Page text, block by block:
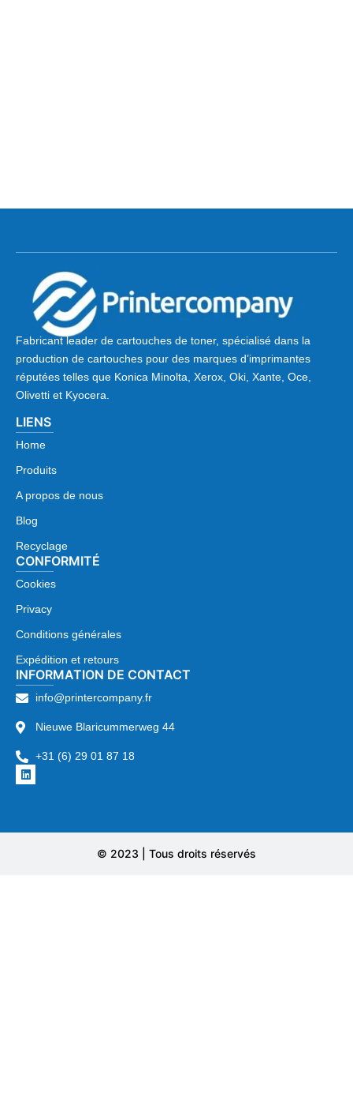
Fabricant leader de cartouches de toner, spécialisé dans la
production de cartouches pour des marques d’imprimantes
réputées telles que Konica Minolta, Xerox, Oki, Xante, Oce,
Olivetti et Kyocera.
LIENS
Home
Produits
A propos de nous
Blog
Recyclage
CONFORMITÉ
Cookies
Privacy
Conditions générales
Expédition et retours
INFORMATION DE CONTACT
info@printercompany.fr
Nieuwe Blaricummerweg 44
+31 (6) 29 01 87 18
© 2023 | Tous droits réservés